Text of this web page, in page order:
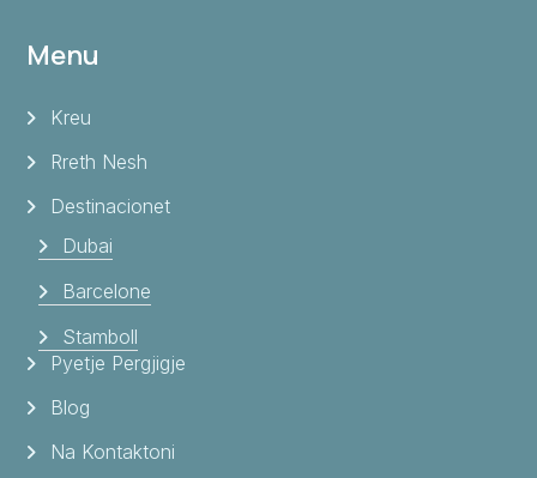
Menu
Kreu
Rreth Nesh
Destinacionet
Dubai
Barcelone
Stamboll
Pyetje Pergjigje
Blog
Na Kontaktoni